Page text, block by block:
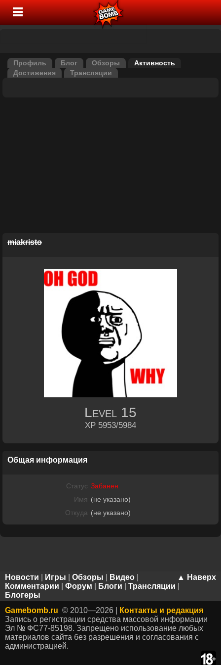
Профиль Блог Обзоры
Активность
Достижения
Трансляции
miakristo
Level 15
XP 5953/5984
Общая информация
Статус Забанен
Имя (не указано)
Откуда (не указано)
▲ Наверх
Новости Игры Обзоры Видео
Комментарии
Форум Блоги Трансляции
Блогеры
Gamebomb.ru © 2010—2026 |
Контакты и редакция
Запись о регистрации средства массовой информации
Эл № ФС77-85198. Запрещено использование любых
материалов сайта без разрешения и согласования с
администрацией.